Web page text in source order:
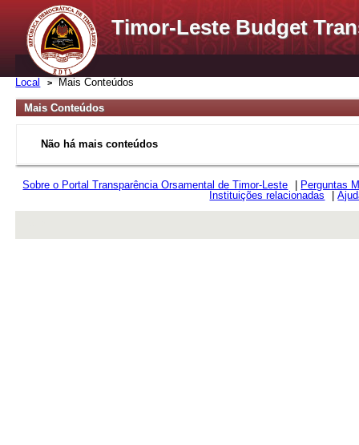
Timor-Leste Budget
Local Mais Conteúdos
Mais Conteúdos
Não há mais conteúdos
Sobre o Portal Transparência Orsamental de Timor-Leste
Perguntas
Instituições relacionadas
|